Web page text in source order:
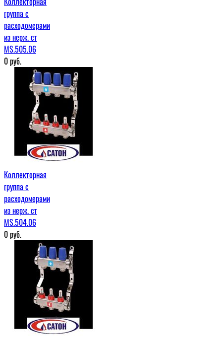
группа с
расходомерами
из нерж. ст
MS.505.06
0руб.
Коллекторная
группа с
расходомерами
из нерж. ст
MS.504.06
0руб.